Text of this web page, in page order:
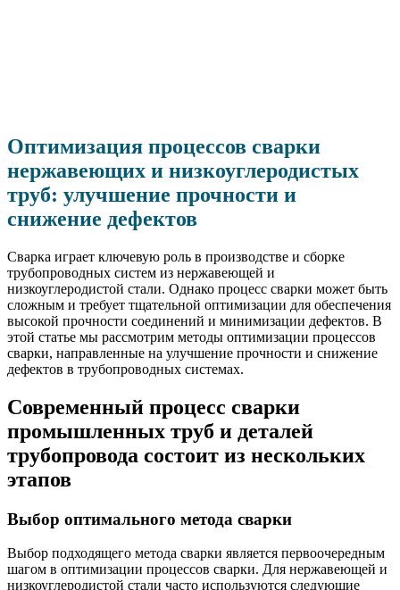
Оптимизация процессов сварки
нержавеющих и низкоуглеродистых
труб: улучшение прочности и
снижение дефектов
Сварка играет ключевую роль в производстве и сборке
трубопроводных систем из нержавеющей и
низкоуглеродистой стали. Однако процесс сварки может быть
сложным и требует тщательной оптимизации для обеспечения
высокой прочности соединений и минимизации дефектов. В
этой статье мы рассмотрим методы оптимизации процессов
сварки, направленные на улучшение прочности и снижение
дефектов в трубопроводных системах.
Современный процесс сварки
промышленных труб и деталей
трубопровода состоит из нескольких
этапов
Выбор оптимального метода сварки
Выбор подходящего метода сварки является первоочередным
шагом в оптимизации процессов сварки. Для нержавеющей и
низкоуглеродистой стали часто используются следующие